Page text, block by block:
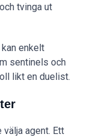
tvinga ut
enkelt
sentinels och
likt en duelist.
välja agent. Ett